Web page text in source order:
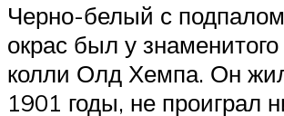
Черно-белый с
окрас был у
колли Олд Хемпа. Он
1901 годы, не проиграл